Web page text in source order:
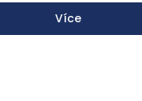
Více